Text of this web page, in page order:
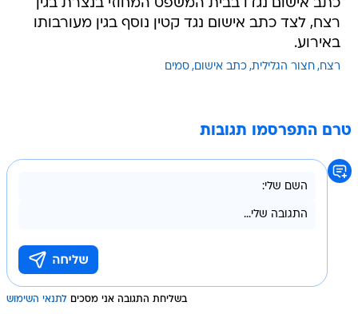
כתב אישום נגדו בבית המשפט המחוזי בנצרת בגין
רצח, לצד כתב אישום נגד קטין נוסף בגין מעורבותו
באירוע.
רצח חצור הגלילית כתב אישום סמים
טרם התפרסמו תגובות
בשליחת התגובה אני מסכים לתנאי השימוש